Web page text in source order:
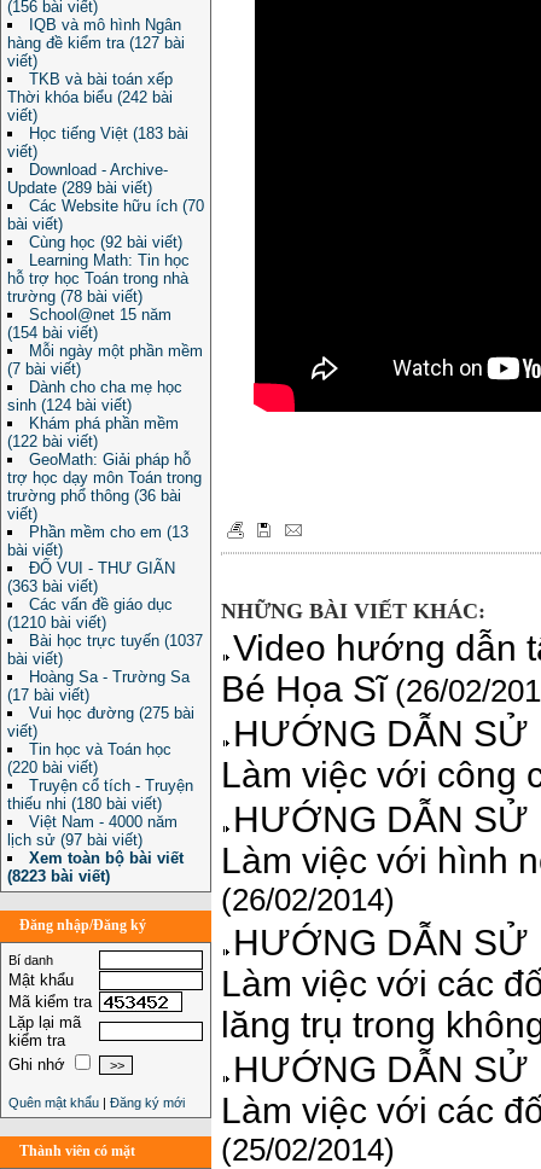
(156 bài viết)
IQB và mô hình Ngân
hàng đề kiểm tra (127 bài
viết)
TKB và bài toán xếp
Thời khóa biểu (242 bài
viết)
Học tiếng Việt (183 bài
viết)
Download - Archive-
Update (289 bài viết)
Các Website hữu ích (70
bài viết)
Cùng học (92 bài viết)
Learning Math: Tin học
hỗ trợ học Toán trong nhà
trường (78 bài viết)
School@net 15 năm
(154 bài viết)
Mỗi ngày một phần mềm
(7 bài viết)
Dành cho cha mẹ học
sinh (124 bài viết)
Khám phá phần mềm
(122 bài viết)
GeoMath: Giải pháp hỗ
trợ học dạy môn Toán trong
trường phổ thông (36 bài
viết)
Phần mềm cho em (13
bài viết)
ĐỐ VUI - THƯ GIÃN
(363 bài viết)
Các vấn đề giáo dục
(1210 bài viết)
Bài học trực tuyến (1037
bài viết)
Hoàng Sa - Trường Sa
(17 bài viết)
Vui học đường (275 bài
viết)
Tin học và Toán học
(220 bài viết)
Truyện cổ tích - Truyện
thiếu nhi (180 bài viết)
Việt Nam - 4000 năm
lịch sử (97 bài viết)
Xem toàn bộ bài viết
(8223 bài viết)
Đăng nhập/Đăng ký
Bí danh
Mật khẩu
Mã kiểm tra
Lặp lại mã
kiểm tra
Ghi nhớ
Quên mật khẩu | Đăng ký mới
Thành viên có mặt
NHỮNG BÀI VIẾT KHÁC:
Video hướng dẫn
Bé Họa Sĩ(26/02/
HƯỚNG DẪN SỬ
Làm việc với công
HƯỚNG DẪN SỬ
Làm việc với hình
(26/02/2014)
HƯỚNG DẪN SỬ
Làm việc với các
lăng trụ trong
HƯỚNG DẪN SỬ
Làm việc với các
(25/02/2014)